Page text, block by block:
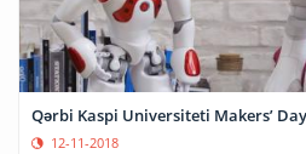
Qərbi Kaspi Universiteti Makers’
12-11-2018